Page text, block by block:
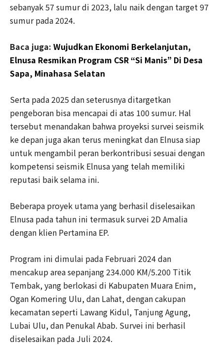
sebanyak 57 sumur di 2023, lalu naik dengan target 97
sumur pada 2024.
Baca juga: Wujudkan Ekonomi Berkelanjutan,
Elnusa Resmikan Program CSR “Si Manis” Di Desa
Sapa, Minahasa Selatan
Serta pada 2025 dan seterusnya ditargetkan
pengeboran bisa mencapai di atas 100 sumur. Hal
tersebut menandakan bahwa proyeksi survei seismik
ke depan juga akan terus meningkat dan Elnusa siap
untuk mengambil peran berkontribusi sesuai dengan
kompetensi seismik Elnusa yang telah memiliki
reputasi baik selama ini.
Beberapa proyek utama yang berhasil diselesaikan
Elnusa pada tahun ini termasuk survei 2D Amalia
dengan klien Pertamina EP.
Program ini dimulai pada Februari 2024 dan
mencakup area sepanjang 234.000 KM/5.200 Titik
Tembak, yang berlokasi di Kabupaten Muara Enim,
Ogan Komering Ulu, dan Lahat, dengan cakupan
kecamatan seperti Lawang Kidul, Tanjung Agung,
Lubai Ulu, dan Penukal Abab. Survei ini berhasil
diselesaikan pada Juli 2024.